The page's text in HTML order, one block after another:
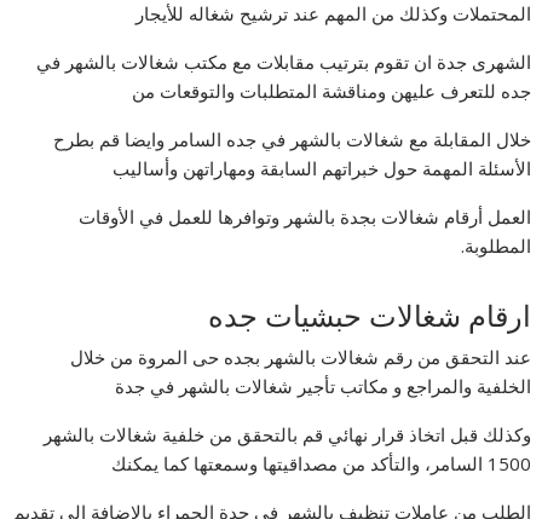
المحتملات وكذلك من المهم عند ترشيح شغاله للأيجار
الشهرى جدة ان تقوم بترتيب مقابلات مع مكتب شغالات بالشهر في
جده للتعرف عليهن ومناقشة المتطلبات والتوقعات من
خلال المقابلة مع شغالات بالشهر في جده السامر وايضا قم بطرح
الأسئلة المهمة حول خبراتهم السابقة ومهاراتهن وأساليب
العمل أرقام شغالات بجدة بالشهر وتوافرها للعمل في الأوقات
المطلوبة.
ارقام شغالات حبشيات جده
عند التحقق من رقم شغالات بالشهر بجده حى المروة من خلال
الخلفية والمراجع و مكاتب تأجير شغالات بالشهر في جدة
وكذلك قبل اتخاذ قرار نهائي قم بالتحقق من خلفية شغالات بالشهر
1500 السامر، والتأكد من مصداقيتها وسمعتها كما يمكنك
الطلب من عاملات تنظيف بالشهر في جدة الحمراء بالاضافة الي تقديم